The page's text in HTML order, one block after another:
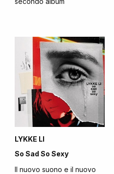
LYKKE LI
So Sad So Sexy
Il nuovo suono e il nuovo